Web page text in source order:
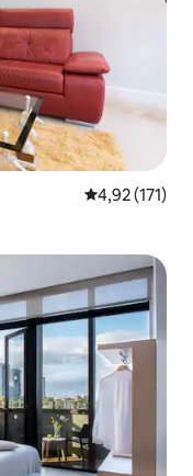
4,92 (171)